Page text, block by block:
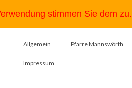
Allgemein Pfarre Mannswörth
Impressum
stimmen Sie dem zu.